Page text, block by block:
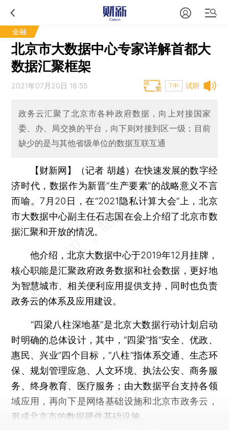
金融
北京市大数据中心专家详解首都大
数据汇聚框架
试听
2021年07月20日 16:55 T中
政务云汇聚了北京市各种政府数据，向上对接国家
委、办、局交换的平台，向下则对接到区一级；目前
缺少的是与其他省级单位的数据互联互通
【财新网】（记者 胡越） 在快速发展的数字经
济时代，数据作为新晋“生产要素”的战略意义不言
而喻。7月20日，在“2021隐私计算大会”上，北京
市大数据中心副主任石志国在会上介绍了北京市数
据汇聚和开放的情况。
他介绍，北京大数据中心于2019年12月挂牌，
核心职能是汇聚政府政务数据和社会数据，更好地
为智慧城市、相关便利应用提供支持，同时也负责
政务云的体系及应用建设。
“四梁八柱深地基”是北京大数据行动计划启动
时明确的总体设计，其中，“四梁”指“安全、优政、
惠民、兴业”四个目标，“八柱”指体系交通、生态环
保、规划管理应急、人文环境、执法公安、商务服
务、终身教育、医疗服务；由大数据平台支持各领
域应用，再向下是网络基础设施和北京市政务云，
形成北京市的数据硬件基础设施。